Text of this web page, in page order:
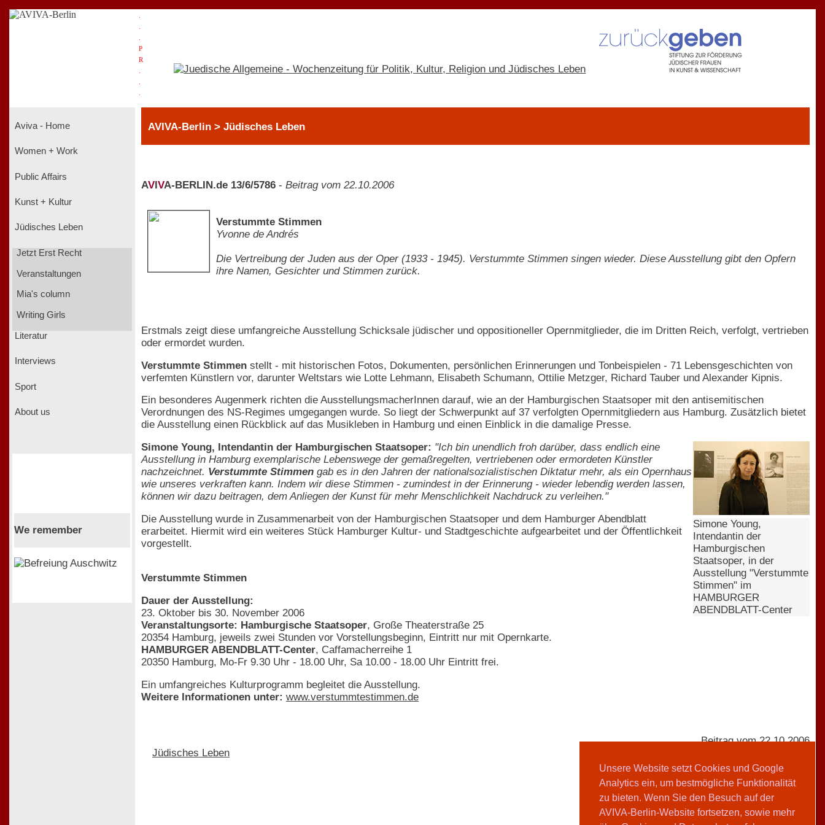
Unsere Website setzt Cookies und Google
Analytics ein, um bestmögliche Funktionalität
zu bieten. Wenn Sie den Besuch auf der
AVIVA-Berlin-Website fortsetzen, sowie mehr
P
R
Aviva - Home
Women + Work
Public Affairs
Kunst + Kultur
Jüdisches Leben
Jetzt Erst Recht
Veranstaltungen
Mia's column
Writing Girls
Literatur
Interviews
Sport
About us
We remember
AVIVA-Berlin > Jüdisches Leben
AV VA-BERLIN.de 13/6/5786 - Beitrag vom 22.10.2006
Verstummte Stimmen
Yvonne de Andrés
Die Vertreibung der Juden aus der Oper (1933 - 1945). Verstummte Stimmen singen wieder. Diese Ausstellung gibt den Opfern
ihre Namen, Gesichter und Stimmen zurück.
Erstmals zeigt diese umfangreiche Ausstellung Schicksale jüdischer und oppositioneller Opernmitglieder, die im Dritten Reich, verfolgt, vertrieben
oder ermordet wurden.
Verstummte Stimmen stellt - mit historischen Fotos, Dokumenten, persönlichen Erinnerungen und Tonbeispielen - 71 Lebensgeschichten von
verfemten Künstlern vor, darunter Weltstars wie Lotte Lehmann, Elisabeth Schumann, Ottilie Metzger, Richard Tauber und Alexander Kipnis.
Ein besonderes Augenmerk richten die AusstellungsmacherInnen darauf, wie an der Hamburgischen Staatsoper mit den antisemitischen
Verordnungen des NS-Regimes umgegangen wurde. So liegt der Schwerpunkt auf 37 verfolgten Opernmitgliedern aus Hamburg. Zusätzlich bietet
die Ausstellung einen Rückblick auf das Musikleben in Hamburg und einen Einblick in die damalige Presse.
Simone Young,
Intendantin der
Hamburgischen
Staatsoper, in der
Ausstellung "Verstummte
Stimmen" im
HAMBURGER
ABENDBLATT-Center
Simone Young, Intendantin der Hamburgischen Staatsoper: "Ich bin unendlich froh darüber, dass endlich eine
Ausstellung in Hamburg exemplarische Lebenswege der gemaßregelten, vertriebenen oder ermordeten Künstler
nachzeichnet. Verstummte Stimmen gab es in den Jahren der nationalsozialistischen Diktatur mehr, als ein Opernhaus
wie unseres verkraften kann. Indem wir diese Stimmen - zumindest in der Erinnerung - wieder lebendig werden lassen,
können wir dazu beitragen, dem Anliegen der Kunst für mehr Menschlichkeit Nachdruck zu verleihen."
Die Ausstellung wurde in Zusammenarbeit von der Hamburgischen Staatsoper und dem Hamburger Abendblatt
erarbeitet. Hiermit wird ein weiteres Stück Hamburger Kultur- und Stadtgeschichte aufgearbeitet und der Öffentlichkeit
vorgestellt.
Verstummte Stimmen
Dauer der Ausstellung:
23. Oktober bis 30. November 2006
Veranstaltungsorte: Hamburgische Staatsoper, Große Theaterstraße 25
20354 Hamburg, jeweils zwei Stunden vor Vorstellungsbeginn, Eintritt nur mit Opernkarte.
HAMBURGER ABENDBLATT-Center, Caffamacherreihe 1
20350 Hamburg, Mo-Fr 9.30 Uhr - 18.00 Uhr, Sa 10.00 - 18.00 Uhr Eintritt frei.
Ein umfangreiches Kulturprogramm begleitet die Ausstellung.
Weitere Informationen unter: www.verstummtestimmen.de
Jüdisches Leben
Beitrag vom 22.10.2006
Yvonne de Andrés
Teilen